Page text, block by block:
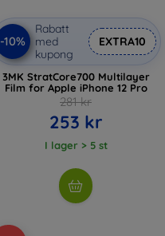
-10%
Rabatt
med
kupong
EXTRA10
3MK StratCore700 Multilayer
Film for Apple iPhone 12 Pro
281 kr
253 kr
I lager > 5 st